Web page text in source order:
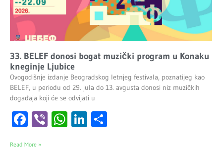
33. BELEF donosi bogat muzički program u Konaku
kneginje Ljubice
Ovogodišnje izdanje Beogradskog letnjeg festivala, poznatijeg kao
BELEF, u periodu od 29. jula do 13. avgusta donosi niz muzičkih
događaja koji će se odvijati u
Facebook
ViberWhatsApp
LinkedIn
Read More »